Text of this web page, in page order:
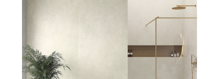
variantes.
Las
pueden
elegir
en